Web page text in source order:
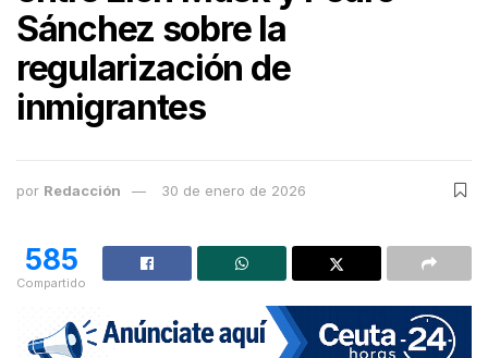
Sánchez sobre la
regularización de
inmigrantes
por Redacción 30 de enero de 2026
585
Compartido